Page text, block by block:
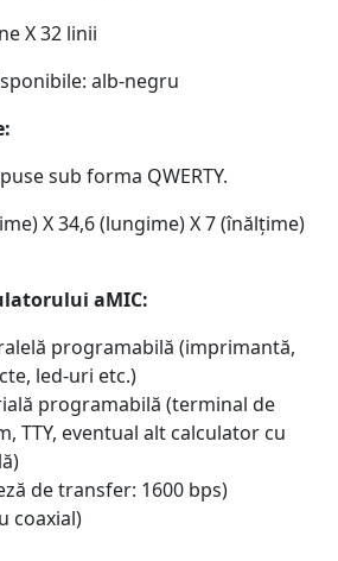
X 32 linii
alb-negru
sub forma QWERTY.
X 34,6 (lungime) X 7 (înălțime)
aMIC:
programabilă (imprimantă,
led-uri etc.)
programabilă (terminal de
TTY, eventual alt calculator cu
de transfer: 1600 bps)
coaxial)